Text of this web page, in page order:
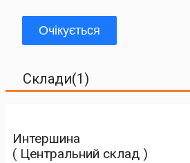
Очікується
Склади(1)
Интершина
( Центральний склад )